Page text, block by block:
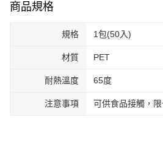
商品規格
規格 1包(50入)
材質 PET
耐熱溫度 65度
注意事項 可供食品接觸，